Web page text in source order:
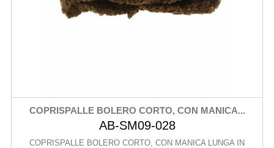
COPRISPALLE BOLERO CORTO, CON MANICA...
AB-SM09-028
COPRISPALLE BOLERO CORTO, CON MANICA LUNGA IN